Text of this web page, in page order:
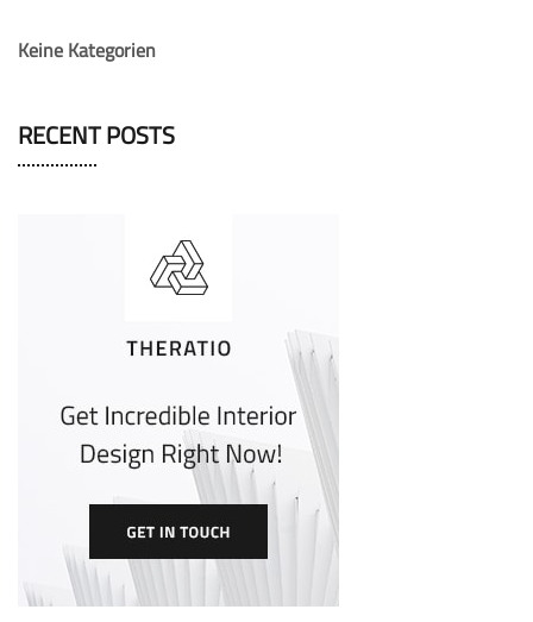
Keine Kategorien
RECENT POSTS